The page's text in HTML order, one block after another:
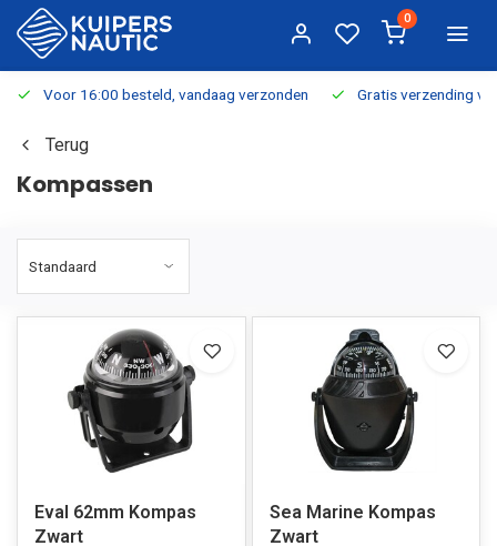
0
Voor 16:00 besteld, vandaag verzonden Gratis verzending
Terug
Kompassen
Eval 62mm Kompas
Zwart
Sea Marine Kompas
Zwart